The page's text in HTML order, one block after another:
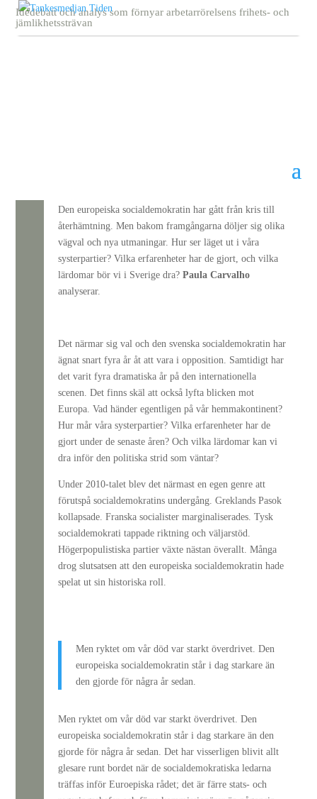
Idédebatt och analys som förnyar arbetarrörelsens frihets- och
jämlikhetssträvan
Den europeiska socialdemokratin har gått från kris till
återhämtning. Men bakom framgångarna döljer sig olika
vägval och nya utmaningar. Hur ser läget ut i våra
systerpartier? Vilka erfarenheter har de gjort, och vilka
lärdomar bör vi i Sverige dra?Paula Carvalho
analyserar.
Det närmar sig val och den svenska socialdemokratin har
ägnat snart fyra år åt att vara i opposition. Samtidigt har
det varit fyra dramatiska år på den internationella
scenen. Det finns skäl att också lyfta blicken mot
Europa. Vad händer egentligen på vår hemmakontinent?
Hur mår våra systerpartier? Vilka erfarenheter har de
gjort under de senaste åren? Och vilka lärdomar kan vi
dra inför den politiska strid som väntar?
Under 2010-talet blev det närmast en egen genre att
förutspå socialdemokratins undergång. Greklands Pasok
kollapsade. Franska socialister marginaliserades. Tysk
socialdemokrati tappade riktning och väljarstöd.
Högerpopulistiska partier växte nästan överallt. Många
drog slutsatsen att den europeiska socialdemokratin hade
spelat ut sin historiska roll.
Men ryktet om vår död var starkt överdrivet. Den
europeiska socialdemokratin står i dag starkare än
den gjorde för några år sedan.
Men ryktet om vår död var starkt överdrivet. Den
europeiska socialdemokratin står i dag starkare än den
gjorde för några år sedan. Det har visserligen blivit allt
glesare runt bordet när de socialdemokratiska ledarna
träffas inför Euroepiska rådet; det är färre stats- och